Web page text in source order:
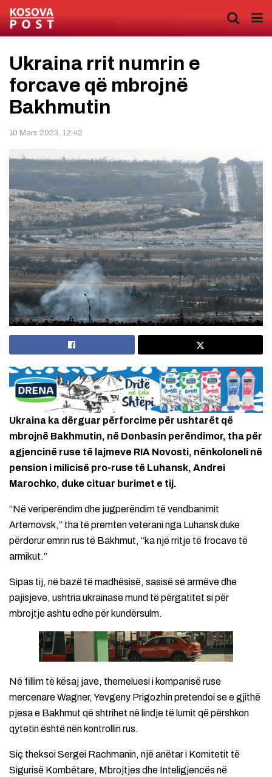
Ukraina rrit numrin e
forcave që mbrojnë
Bakhmutin
10 Mars 2023, 12:42
Ukraina ka dërguar përforcime për ushtarët që
mbrojnë Bakhmutin, në Donbasin perëndimor, tha për
agjencinë ruse të lajmeve RIA Novosti, nënkoloneli në
pension i milicisë pro-ruse të Luhansk, Andrei
Marochko, duke cituar burimet e tij.
“Në veriperëndim dhe jugperëndim të vendbanimit
Artemovsk,” tha të premten veterani nga Luhansk duke
përdorur emrin rus të Bakhmut, “ka një rritje të frocave të
armikut.”
Sipas tij, në bazë të madhësisë, sasisë së armëve dhe
pajisjeve, ushtria ukrainase mund të përgatitet si për
mbrojtje ashtu edhe për kundërsulm.
Në fillim të kësaj jave, themeluesi i kompanisë ruse
mercenare Wagner, Yevgeny Prigozhin pretendoi se e gjithë
pjesa e Bakhmut që shtrihet në lindje të lumit që përshkon
qytetin është nën kontrollin rus.
Siç theksoi Sergei Rachmanin, një anëtar i Komitetit të
Sigurisë Kombëtare, Mbrojtjes dhe Inteligjencës në